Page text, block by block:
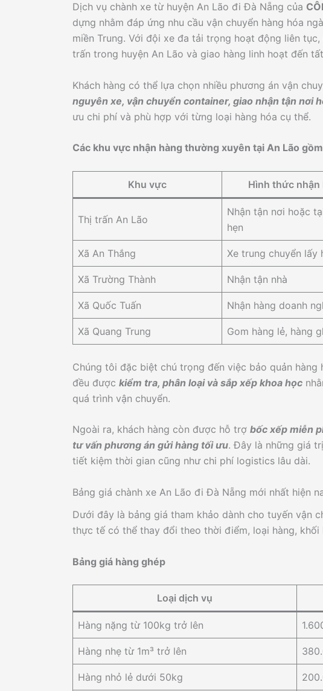
Dịch vụ chành xe từ huyện An Lão đi Đà Nẵng của
dựng nhằm đáp ứng nhu cầu vận chuyển hàng hóa
miền Trung. Với đội xe đa tải trọng hoạt động liên
trấn trong huyện An Lão và giao hàng linh hoạt đến
Khách hàng có thể lựa chọn nhiều phương án vận
nguyên xe, vận chuyển container, giao nhận tận nơi
ưu chi phí và phù hợp với từng loại hàng hóa cụ thể.
Các khu vực nhận hàng thường xuyên tại An Lão
Khu vực Hình thức nhận
Thị trấn An Lão
Nhận tận nơi hoặc
hẹn
Xã An Thắng Xe trung chuyển lấy
Xã Trường Thành Nhận tận nhà
Xã Quốc Tuấn Nhận hàng doanh
Xã Quang Trung Gom hàng lẻ, hàng
Chúng tôi đặc biệt chú trọng đến việc bảo quản hàng
đều được kiểm tra, phân loại và sắp xếp khoa học
quá trình vận chuyển.
Ngoài ra, khách hàng còn được hỗ trợ bốc xếp miễn
tư vấn phương án gửi hàng tối ưu. Đây là những giá
tiết kiệm thời gian cũng như chi phí logistics lâu dài.
Bảng giá chành xe An Lão đi Đà Nẵng mới nhất hiện
Dưới đây là bảng giá tham khảo dành cho tuyến vận
thực tế có thể thay đổi theo thời điểm, loại hàng,
Bảng giá hàng ghép
Loại dịch vụ
Hàng nặng từ 100kg trở lên
Hàng nhẹ từ 1m³ trở lên
Hàng nhỏ lẻ dưới 50kg